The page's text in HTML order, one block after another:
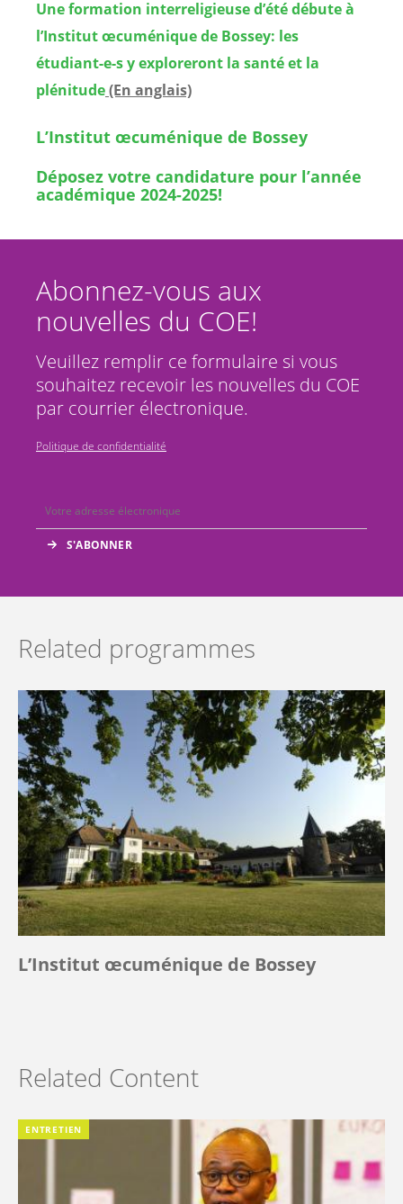
Une formation interreligieuse d’été débute à
l’Institut œcuménique de Bossey: les
étudiant-e-s y exploreront la santé et la
plénitude(En anglais)
L’Institut œcuménique de Bossey
Déposez votre candidature pour l’année
académique 2024-2025!
Abonnez-vous aux
nouvelles du COE!
Veuillez remplir ce formulaire si vous
souhaitez recevoir les nouvelles du COE
par courrier électronique.
Politique de confidentialité
Related programmes
L’Institut œcuménique de Bossey
Related Content
ENTRETIEN